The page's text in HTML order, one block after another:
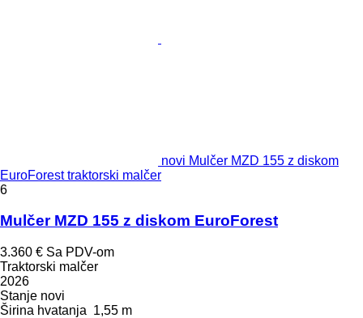
novi Mulčer MZD 155 z diskom
EuroForest traktorski malčer
6
Mulčer MZD 155 z diskom EuroForest
3.360 € Sa PDV-om
Traktorski malčer
2026
Stanje novi
Širina hvatanja 1,55 m